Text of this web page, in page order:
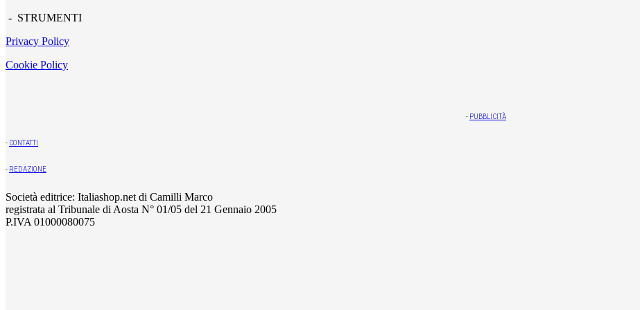
- STRUMENTI
Privacy Policy
Cookie Policy
- PUBBLICITÀ
- CONTATTI
- REDAZIONE
Società editrice: Italiashop.net di Camilli Marco
registrata al Tribunale di Aosta N° 01/05 del 21 Gennaio 2005
P.IVA 01000080075